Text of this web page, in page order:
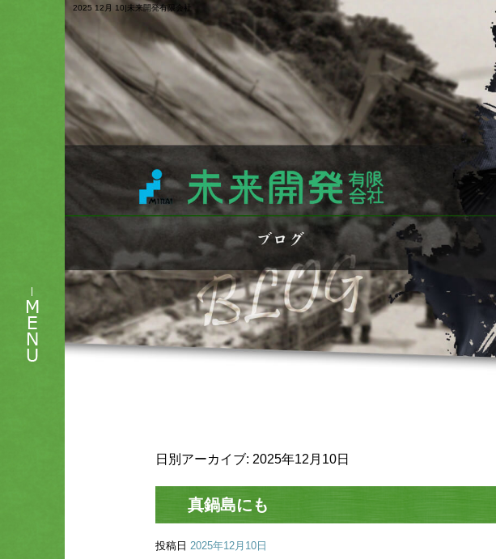
2025 12月 10|未来開発有限会社
日別アーカイブ: 2025年12月10日
真鍋島にも
投稿日 2025年12月10日
トップページ
事業内容
施工実績